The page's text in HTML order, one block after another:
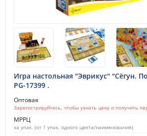
Игра настольная "Эврикус" "Сёгун.
PG-17399 .
Оптовая
Зарегистрируйтесь, чтобы узнать цену и получить
МРРЦ
за упак. (от 1 упак. одного цвета/наименования)